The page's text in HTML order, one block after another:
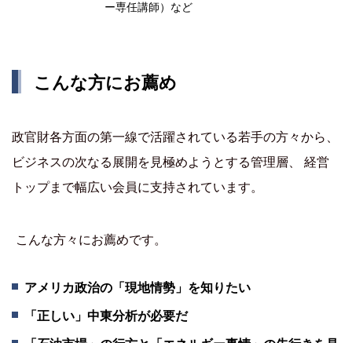
ー専任講師）など
こんな方にお薦め
政官財各方面の第一線で活躍されている若手の方々から、
ビジネスの次なる展開を見極めようとする管理層、 経営
トップまで幅広い会員に支持されています。
こんな方々にお薦めです。
アメリカ政治の「現地情勢」を知りたい
「正しい」中東分析が必要だ